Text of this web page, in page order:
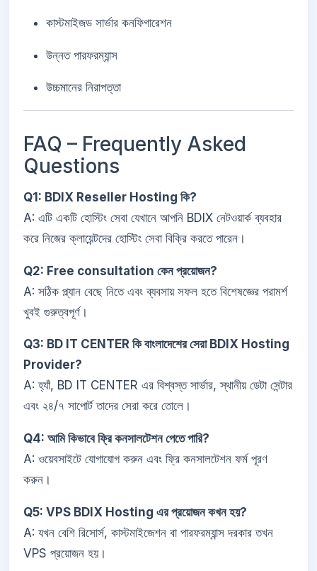
কাস্টমাইজড সার্ভার কনফিগারেশন
উন্নত পারফরম্যান্স
উচ্চমানের নিরাপত্তা
FAQ – Frequently Asked
Questions
Q1: BDIX Reseller Hosting কি?
A: এটি একটি হোস্টিং সেবা যেখানে আপনি BDIX নেটওয়ার্ক ব্যবহার
করে নিজের ক্লায়েন্টদের হোস্টিং সেবা বিক্রি করতে পারেন।
Q2: Free consultation কেন প্রয়োজন?
A: সঠিক প্ল্যান বেছে নিতে এবং ব্যবসায় সফল হতে বিশেষজ্ঞের পরামর্শ
খুবই গুরুত্বপূর্ণ।
Q3: BD IT CENTER কি বাংলাদেশের সেরা BDIX Hosting
Provider?
A: হ্যাঁ, BD IT CENTER এর বিশ্বস্ত সার্ভার, স্থানীয় ডেটা সেন্টার
এবং ২৪/৭ সাপোর্ট তাদের সেরা করে তোলে।
Q4: আমি কিভাবে ফ্রি কনসালটেশন পেতে পারি?
A: ওয়েবসাইটে যোগাযোগ করুন এবং ফ্রি কনসালটেশন ফর্ম পূরণ
করুন।
Q5: VPS BDIX Hosting এর প্রয়োজন কখন হয়?
A: যখন বেশি রিসোর্স, কাস্টমাইজেশন বা পারফরম্যান্স দরকার তখন
VPS প্রয়োজন হয়।